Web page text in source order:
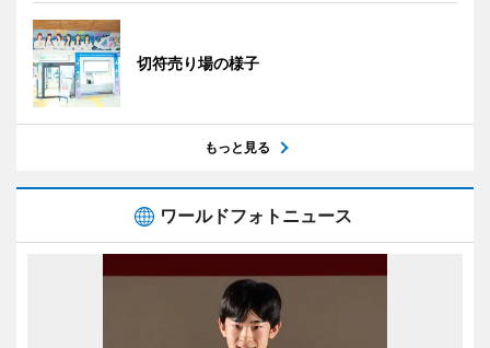
切符売り場の様子
もっと見る
ワールドフォトニュース